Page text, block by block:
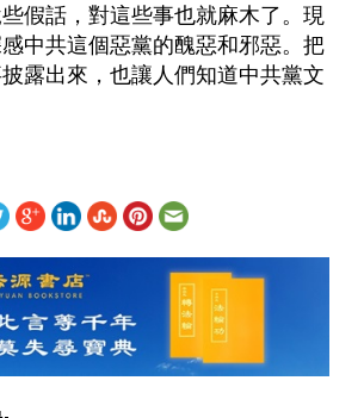
假話，對這些事也就麻木了。現
中共這個惡黨的醜惡和邪惡。把
露出來，也讓人們知道中共黨文